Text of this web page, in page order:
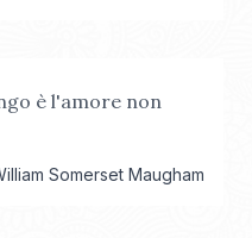
è l'amore non
Somerset Maugham